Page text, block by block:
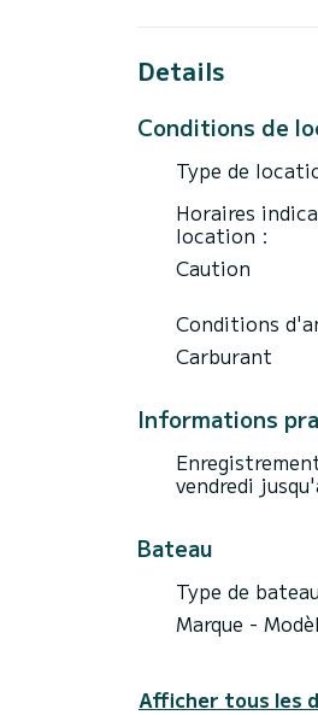
Pour votre
Ce bateau est
parleurs
N'hésitez pas à
Details
Conditions de
Type de
Horaires
location :
Caution
Conditions
Carburant
Informations
vendredi
Bateau
Type de bateau
Marque -
Afficher tous les